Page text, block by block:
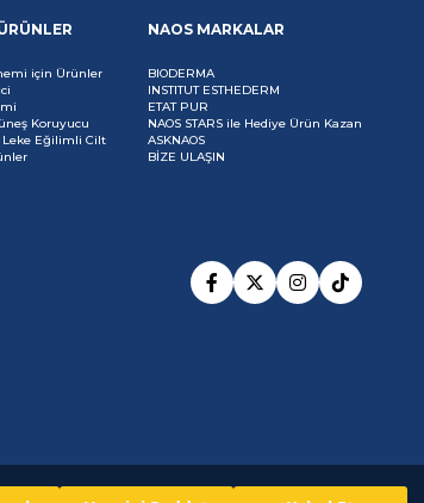
için Ürünler
Koruyucu
Eğilimli Cilt
NAOS MARKALAR
BIODERMA
INSTITUT ESTHEDERM
ETAT PUR
NAOS STARS ile Hediye Ürün Kazan
ASKNAOS
BİZE ULAŞIN